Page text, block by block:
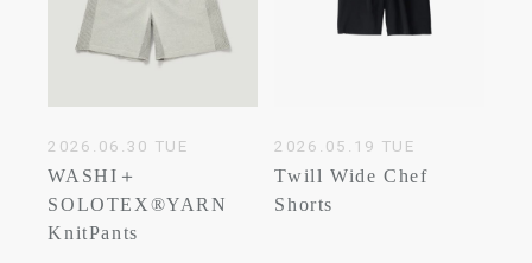
2026.06.30 TUE
WASHI＋
SOLOTEX®YARN
KnitPants
2026.05.19 TUE
Twill Wide Chef
Shorts